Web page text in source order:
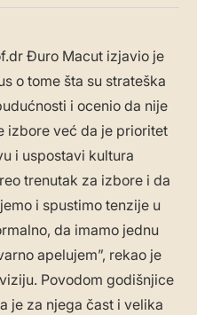
Đuro Macut izjavio je
o tome šta su strateška
i ocenio da nije
izbore već da je prioritet
i uspostavi kultura
trenutak za izbore i da
i spustimo tenzije u
da imamo jednu
apelujem”, rekao je
Povodom godišnjice
je za njega čast i velika